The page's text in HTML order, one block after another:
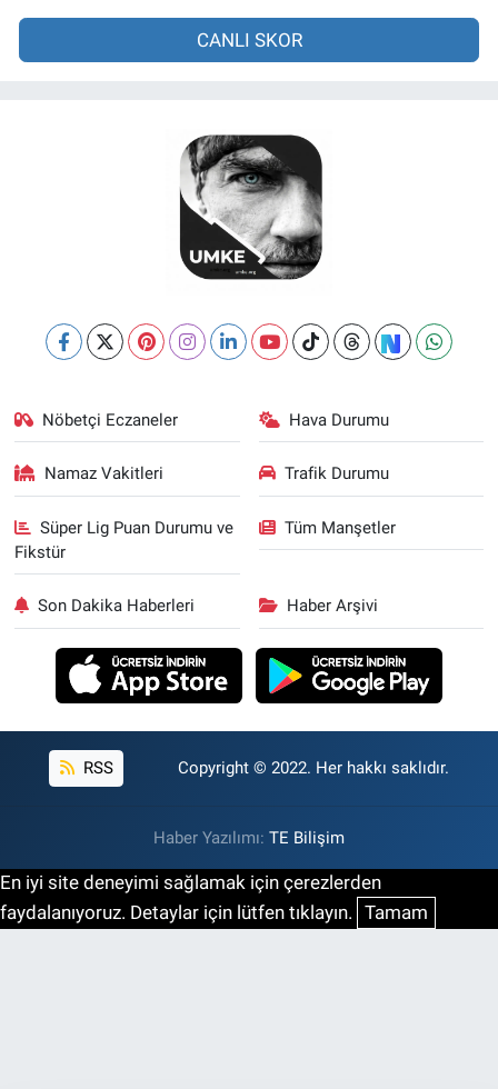
CANLI SKOR
Nöbetçi Eczaneler Hava Durumu
Namaz Vakitleri Trafik Durumu
Süper Lig Puan Durumu ve
Fikstür
Tüm Manşetler
Son Dakika Haberleri Haber Arşivi
RSS Copyright © 2022. Her hakkı saklıdır.
Haber Yazılımı: TE Bilişim
En iyi site deneyimi sağlamak için çerezlerden
faydalanıyoruz. Detaylar için lütfen tıklayın. Tamam